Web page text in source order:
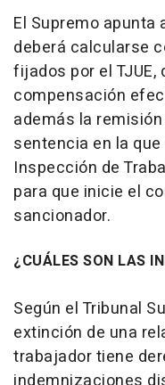
El Supremo apunta
deberá calcularse
fijados por el TJUE,
compensación
además la
sentencia en la
Inspección de
para que inicie el
sancionador.
¿CUÁLES SON LAS
Según el Tribunal
extinción de una
trabajador tiene